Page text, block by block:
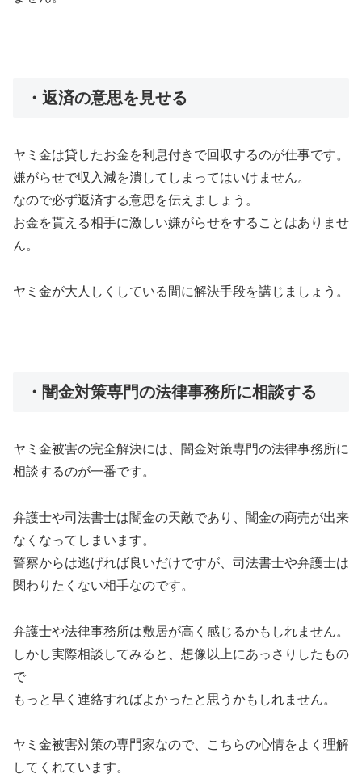
・返済の意思を見せる
ヤミ金は貸したお金を利息付きで回収するのが仕事です。
嫌がらせで収入減を潰してしまってはいけません。
なので必ず返済する意思を伝えましょう。
お金を貰える相手に激しい嫌がらせをすることはありませ
ん。
ヤミ金が大人しくしている間に解決手段を講じましょう。
・闇金対策専門の法律事務所に相談する
ヤミ金被害の完全解決には、闇金対策専門の法律事務所に
相談するのが一番です。
弁護士や司法書士は闇金の天敵であり、闇金の商売が出来
なくなってしまいます。
警察からは逃げれば良いだけですが、司法書士や弁護士は
関わりたくない相手なのです。
弁護士や法律事務所は敷居が高く感じるかもしれません。
しかし実際相談してみると、想像以上にあっさりしたもの
で
もっと早く連絡すればよかったと思うかもしれません。
ヤミ金被害対策の専門家なので、こちらの心情をよく理解
してくれています。